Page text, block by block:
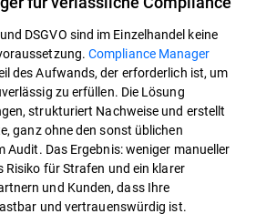
DSGVO sind im Einzelhandel keine
Compliance Manager
des Aufwands, der erforderlich ist, um
zu erfüllen. Die Lösung
strukturiert Nachweise und erstellt
ganz ohne den sonst üblichen
Audit. Das Ergebnis: weniger manueller
Risiko für Strafen und ein klarer
und Kunden, dass Ihre
und vertrauenswürdig ist.